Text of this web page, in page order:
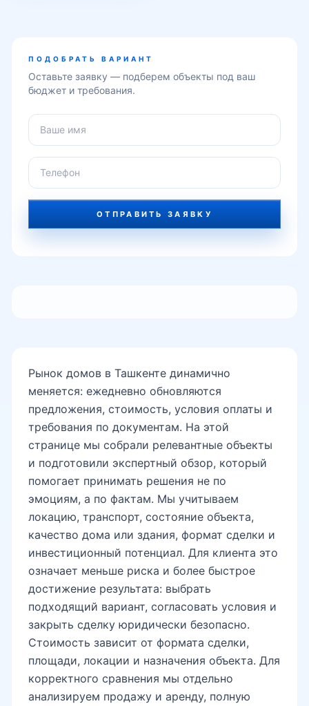
ПОДОБРАТЬ ВАРИАНТ
Оставьте заявку — подберем объекты под ваш
бюджет и требования.
ОТПРАВИТЬ ЗАЯВКУ
Рынок домов в Ташкенте динамично
меняется: ежедневно обновляются
предложения, стоимость, условия оплаты и
требования по документам. На этой
странице мы собрали релевантные объекты
и подготовили экспертный обзор, который
помогает принимать решения не по
эмоциям, а по фактам. Мы учитываем
локацию, транспорт, состояние объекта,
качество дома или здания, формат сделки и
инвестиционный потенциал. Для клиента это
означает меньше риска и более быстрое
достижение результата: выбрать
подходящий вариант, согласовать условия и
закрыть сделку юридически безопасно.
Стоимость зависит от формата сделки,
площади, локации и назначения объекта. Для
корректного сравнения мы отдельно
анализируем продажу и аренду, полную